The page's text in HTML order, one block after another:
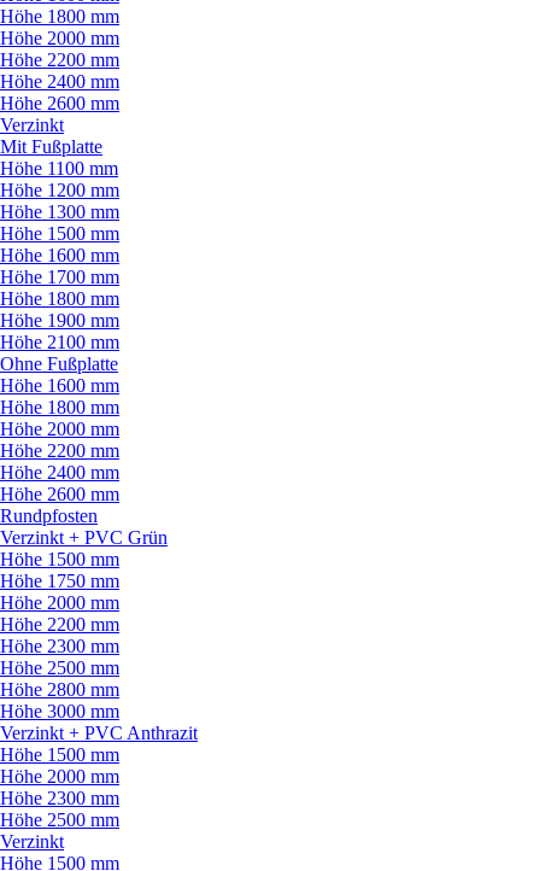
Höhe 1800 mm
Höhe 2000 mm
Höhe 2200 mm
Höhe 2400 mm
Höhe 2600 mm
Verzinkt
Mit Fußplatte
Höhe 1100 mm
Höhe 1200 mm
Höhe 1300 mm
Höhe 1500 mm
Höhe 1600 mm
Höhe 1700 mm
Höhe 1800 mm
Höhe 1900 mm
Höhe 2100 mm
Ohne Fußplatte
Höhe 1600 mm
Höhe 1800 mm
Höhe 2000 mm
Höhe 2200 mm
Höhe 2400 mm
Höhe 2600 mm
Rundpfosten
Verzinkt + PVC Grün
Höhe 1500 mm
Höhe 1750 mm
Höhe 2000 mm
Höhe 2200 mm
Höhe 2300 mm
Höhe 2500 mm
Höhe 2800 mm
Höhe 3000 mm
Verzinkt + PVC Anthrazit
Höhe 1500 mm
Höhe 2000 mm
Höhe 2300 mm
Höhe 2500 mm
Verzinkt
Höhe 1500 mm